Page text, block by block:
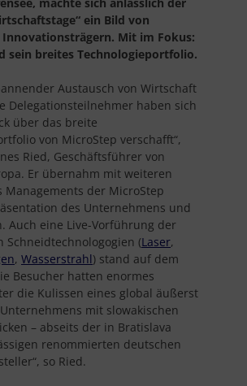
ein Bild von
Innovationsträgern. Mit im Fokus:
sein breites Technologieportfolio.
Austausch von Wirtschaft
Delegationsteilnehmer haben sich
über das breite
von MicroStep verschafft“,
Ried, Geschäftsführer von
Er übernahm mit weiteren
Managements der MicroStep
des Unternehmens und
Auch eine Live-Vorführung der
Schneidtechnologogien (Laser,
, Wasserstrahl) stand auf dem
Besucher hatten enormes
die Kulissen eines global äußerst
mit slowakischen
– abseits der in Bratislava
renommierten deutschen
so Ried.